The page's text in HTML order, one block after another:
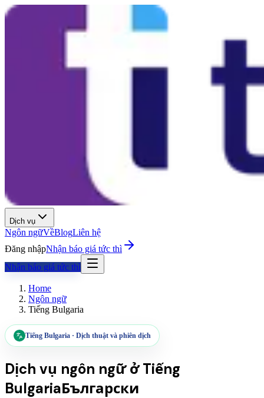
Dịch vụ
Ngôn ngữVềBlogLiên hệ
Đăng nhậpNhận báo giá tức thì
Nhận báo giá tức thì
Home
Ngôn ngữ
Tiếng Bulgaria
Tiếng Bulgaria · Dịch thuật và phiên dịch
Dịch vụ ngôn ngữ ởTiếng
BulgariaБългарски